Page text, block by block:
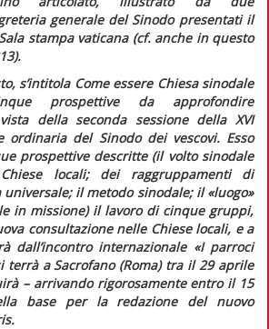
generale del Sinodo presentati il
stampa vaticana (cf. anche in questo
s’intitola Come essere Chiesa sinodale
prospettive da approfondire
della seconda sessione della XVI
ordinaria del Sinodo dei vescovi. Esso
prospettive descritte (il volto sinodale
locali; dei raggruppamenti di
universale; il metodo sinodale; il «luogo»
in missione) il lavoro di cinque gruppi,
consultazione nelle Chiese locali, e a
dall’incontro internazionale «I parroci
terrà a Sacrofano (Roma) tra il 29 aprile
– arrivando rigorosamente entro il 15
base per la redazione del nuovo
.